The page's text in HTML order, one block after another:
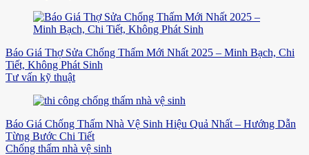
Báo Giá Thợ Sửa Chống Thấm Mới Nhất 2025 – Minh Bạch, Chi
Tiết, Không Phát Sinh
Tư vấn kỹ thuật
Báo Giá Chống Thấm Nhà Vệ Sinh Hiệu Quả Nhất – Hướng Dẫn
Từng Bước Chi Tiết
Chống thấm nhà vệ sinh